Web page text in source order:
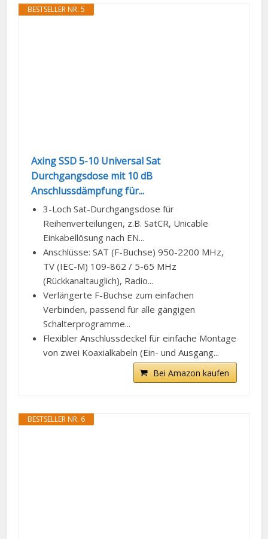
BESTSELLER NR. 5
Axing SSD 5-10 Universal Sat
Durchgangsdose mit 10 dB
Anschlussdämpfung für...
3-Loch Sat-Durchgangsdose für
Reihenverteilungen, z.B. SatCR, Unicable
Einkabellösung nach EN...
Anschlüsse: SAT (F-Buchse) 950-2200 MHz,
TV (IEC-M) 109-862 / 5-65 MHz
(Rückkanaltauglich), Radio...
Verlängerte F-Buchse zum einfachen
Verbinden, passend für alle gängigen
Schalterprogramme...
Flexibler Anschlussdeckel für einfache Montage
von zwei Koaxialkabeln (Ein- und Ausgang...
Bei Amazon kaufen
BESTSELLER NR. 6